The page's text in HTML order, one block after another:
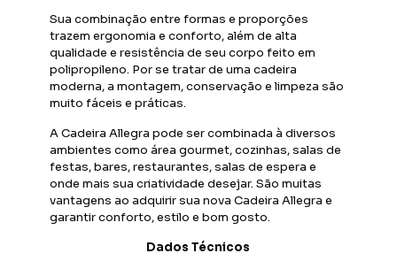
Sua combinação entre formas e proporções
trazem ergonomia e conforto, além de alta
qualidade e resistência de seu corpo feito em
polipropileno. Por se tratar de uma cadeira
moderna, a montagem, conservação e limpeza são
muito fáceis e práticas.
A Cadeira Allegra pode ser combinada à diversos
ambientes como área gourmet, cozinhas, salas de
festas, bares, restaurantes, salas de espera e
onde mais sua criatividade desejar. São muitas
vantagens ao adquirir sua nova Cadeira Allegra e
garantir conforto, estilo e bom gosto.
Dados Técnicos